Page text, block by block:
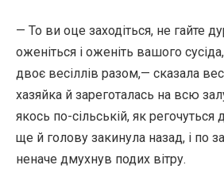
— То ви оце заходіться, не гайте
оженіться і оженіть вашого
двоє весіллів разом,— сказала
хазяйка й зареготалась на всю
якось по-сільській, як регочуться
ще й голову закинула назад, і по
неначе дмухнув подих вітру.